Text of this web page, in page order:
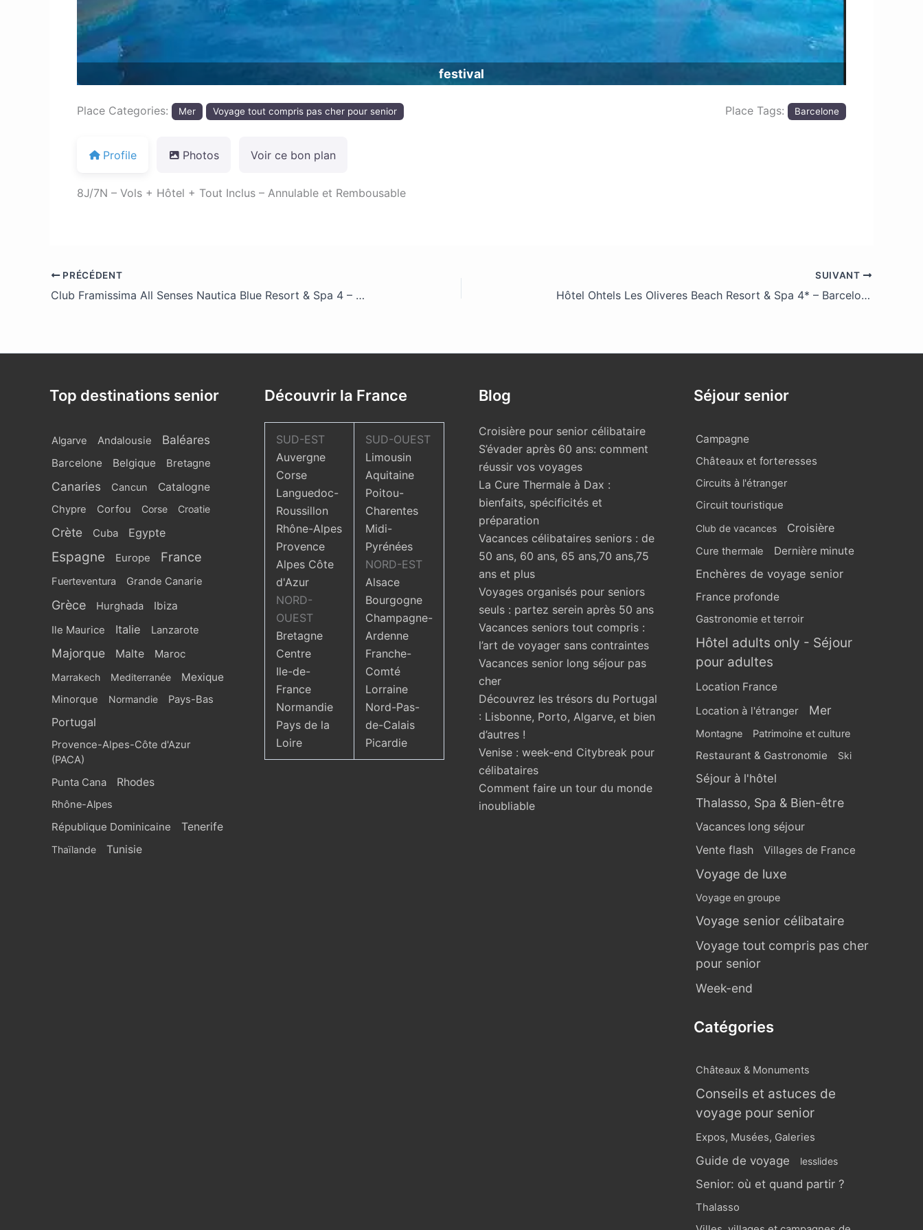
festival
Place Categories: Mer Voyage tout compris pas cher pour senior Place Tags: Barcelone
Profile Photos Voir ce bon plan
8J/7N – Vols + Hôtel + Tout Inclus – Annulable et Rembousable
PRÉCÉDENT
Club Framissima All Senses Nautica Blue Resort & Spa 4 – Rhodes (Iles Grecque) – All Inclusive
SUIVANT
Hôtel Ohtels Les Oliveres Beach Resort & Spa 4* – Barcelone (Espagne) – Tout Compris
Top destinations senior
Algarve Andalousie Baléares
Barcelone Belgique Bretagne
Canaries Cancun Catalogne
Chypre Corfou Corse Croatie
Crète Cuba Egypte
Espagne Europe France
Fuerteventura Grande Canarie
Grèce Hurghada Ibiza
Ile Maurice Italie Lanzarote
Majorque Malte Maroc
Marrakech Mediterranée Mexique
Minorque Normandie Pays-Bas
Portugal
Provence-Alpes-Côte d'Azur
(PACA)
Punta Cana
Rhodes
Rhône-Alpes
République Dominicaine Tenerife
Thaïlande Tunisie
Découvrir la France
SUD-EST
Auvergne
Corse
Languedoc-
Roussillon
Rhône-Alpes
Provence
Alpes Côte
d'Azur
NORD-
OUEST
Bretagne
Centre
Ile-de-
France
Normandie
Pays de la
Loire
SUD-OUEST
Limousin
Aquitaine
Poitou-
Charentes
Midi-
Pyrénées
NORD-EST
Alsace
Bourgogne
Champagne-
Ardenne
Franche-
Comté
Lorraine
Nord-Pas-
de-Calais
Picardie
Blog
Croisière pour senior célibataire
S’évader après 60 ans: comment
réussir vos voyages
La Cure Thermale à Dax :
bienfaits, spécificités et
préparation
Vacances célibataires seniors : de
50 ans, 60 ans, 65 ans,70 ans,75
ans et plus
Voyages organisés pour seniors
seuls : partez serein après 50 ans
Vacances seniors tout compris :
l’art de voyager sans contraintes
Vacances senior long séjour pas
cher
Découvrez les trésors du Portugal
: Lisbonne, Porto, Algarve, et bien
d’autres !
Venise : week-end Citybreak pour
célibataires
Comment faire un tour du monde
inoubliable
Séjour senior
Campagne
Châteaux et forteresses
Circuits à l'étranger
Circuit touristique
Club de vacances Croisière
Cure thermale Dernière minute
Enchères de voyage senior
France profonde
Gastronomie et terroir
Hôtel adults only - Séjour
pour adultes
Location France
Location à l'étranger
Mer
Montagne Patrimoine et culture
Restaurant & Gastronomie Ski
Séjour à l'hôtel
Thalasso, Spa & Bien-être
Vacances long séjour
Vente flash Villages de France
Voyage de luxe
Voyage en groupe
Voyage senior célibataire
Voyage tout compris pas cher
pour senior
Week-end
Catégories
Châteaux & Monuments
Conseils et astuces de
voyage pour senior
Expos, Musées, Galeries
Guide de voyage lesslides
Senior: où et quand partir ?
Thalasso